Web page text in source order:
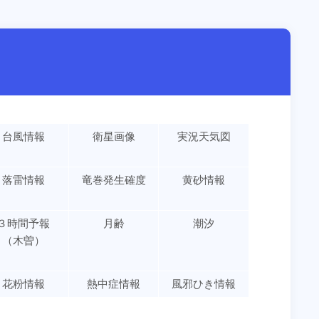
台風情報 衛星画像 実況天気図
落雷情報 竜巻発生確度 黄砂情報
時間予報
（木曽）
月齢 潮汐
花粉情報 熱中症情報 風邪ひき情報